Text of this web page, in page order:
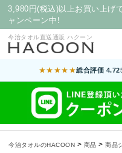
3,980円(税込)以上お買い上げ
ャンペーン中！
今治タオル直送通販 ハクーン
★★★★★総合評価 4.72
今治タオルのHACOON > 商品 > 商品